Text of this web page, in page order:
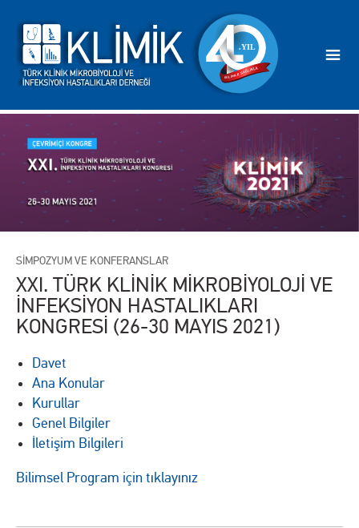
SİMPOZYUM VE KONFERANSLAR
XXI. TÜRK KLİNİK MİKROBİYOLOJİ VE
İNFEKSİYON HASTALIKLARI
KONGRESİ (26-30 MAYIS 2021)
Davet
Ana Konular
Kurullar
Genel Bilgiler
İletişim Bilgileri
Bilimsel Program için tıklayınız